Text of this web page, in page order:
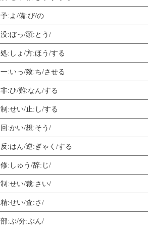
予:よ/備:び/の
没:ぼっ/頭:とう/
処:しょ/方:ほう/する
一:いっ/致:ち/させる
非:ひ/難:なん/する
制:せい/止:し/する
回:かい/想:そう/
反:はん/逆:ぎゃく/する
修:しゅう/辞:じ/
制:せい/裁:さい/
精:せい/査:さ/
部:ぶ/分:ぶん/